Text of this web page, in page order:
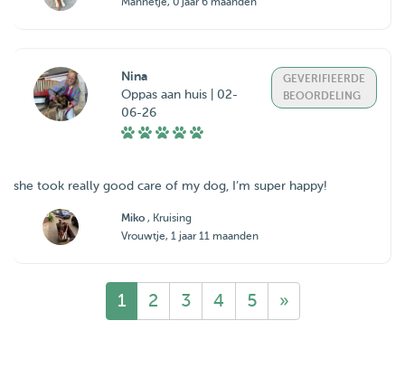
Nina
Oppas aan huis | 02-
06-26
GEVERIFIEERDE
BEOORDELING
she took really good care of my dog, I’m super happy!
Miko, Kruising
Vrouwtje, 1 jaar 11 maanden
1 2 3 4 5 »